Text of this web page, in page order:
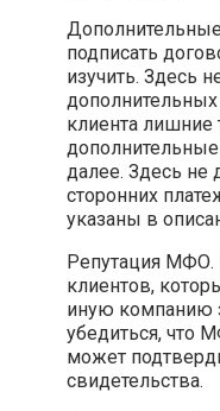
подписать
изучить. Здесь
клиента лишние
далее. Здесь не
сторонних
указаны в
Репутация МФО.
клиентов,
иную компанию
убедиться, что
может
свидетельства.